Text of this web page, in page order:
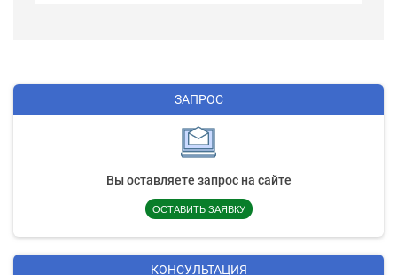
ЗАПРОС
Вы оставляете запрос на сайте
ОСТАВИТЬ ЗАЯВКУ
КОНСУЛЬТАЦИЯ